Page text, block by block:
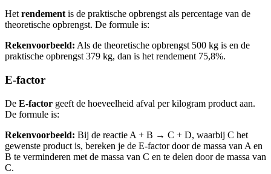
Het rendement is de praktische opbrengst als percentage van de
theoretische opbrengst. De formule is:
Rekenvoorbeeld: Als de theoretische opbrengst 500 kg is en de
praktische opbrengst 379 kg, dan is het rendement 75,8%.
E-factor
De E-factor geeft de hoeveelheid afval per kilogram product aan.
De formule is:
Rekenvoorbeeld: Bij de reactie A + B → C + D, waarbij C het
gewenste product is, bereken je de E-factor door de massa van A en
B te verminderen met de massa van C en te delen door de massa van
C.